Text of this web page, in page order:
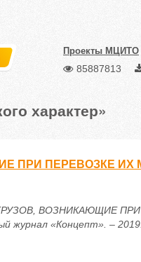
Проекты МЦИТО
85887813
характер»
ПРИ ПЕРЕВОЗКЕ ИХ
ВОЗНИКАЮЩИЕ
«Концепт». – 2019.